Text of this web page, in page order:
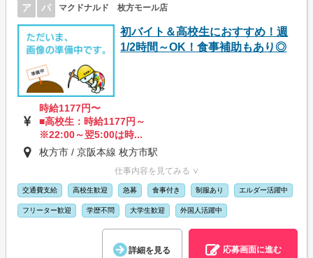
ア パ マクドナルド 枚方モール店
初バイト＆高校生におすすめ！週
1/2時間～OK！食事補助もあり◎
時給1177円〜
■高校生：時給1177円～
※22:00～翌5:00は時...
枚方市 / 京阪本線 枚方市駅
仕事内容を見てみる ∨
交通費支給 高校生歓迎 急募 食事付き 制服あり エルダー活躍中
フリーター歓迎 学歴不問 大学生歓迎 外国人活躍中
詳細を見る 応募画面に進む